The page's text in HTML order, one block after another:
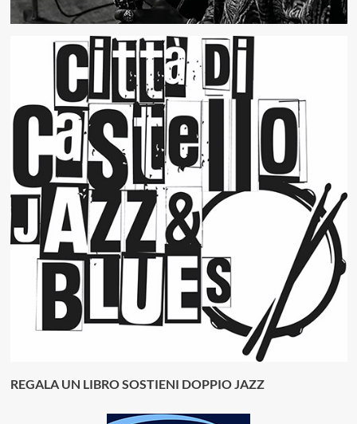
REGALA UN LIBRO SOSTIENI DOPPIO JAZZ